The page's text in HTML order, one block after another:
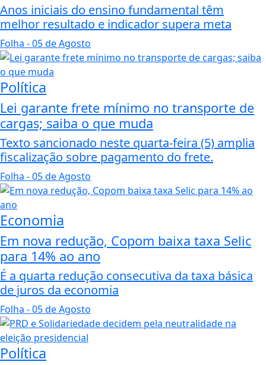
Anos iniciais do ensino fundamental têm
melhor resultado e indicador supera meta
Folha - 05 de Agosto
Política
Lei garante frete mínimo no transporte de
cargas; saiba o que muda
Texto sancionado neste quarta-feira (5) amplia
fiscalização sobre pagamento do frete.
Folha - 05 de Agosto
Economia
Em nova redução, Copom baixa taxa Selic
para 14% ao ano
É a quarta redução consecutiva da taxa básica
de juros da economia
Folha - 05 de Agosto
Política